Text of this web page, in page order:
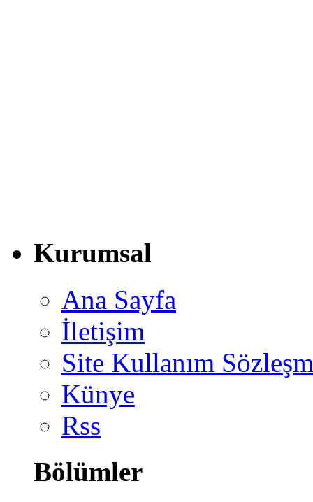
Kurumsal
Ana Sayfa
İletişim
Site Kullanım
Künye
Rss
Bölümler